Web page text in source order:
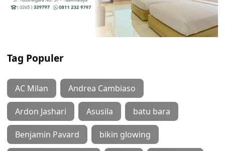
Tag Populer
AC Milan Andrea Cambiaso
Ardon Jashari Asusila batu bara
Benjamin Pavard bikin glowing